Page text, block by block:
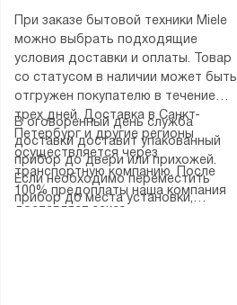
При заказе бытовой техники Miele
можно выбрать подходящие
условия доставки и оплаты. Товар
со статусом в наличии может быть
отгружен покупателю в течение
трех дней. Доставка в Санкт-
Петербург и другие регионы
осуществляется через
транспортную компанию. После
100% предоплаты наша компания
доставляет заказ
В оговоренный день служба
доставки доставит упакованный
прибор до двери или прихожей.
Если необходимо переместить
прибор до места установки,